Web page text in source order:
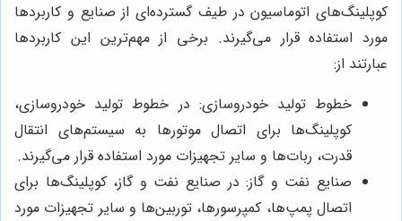
کوپلینگ‌های اتوماسیون در طیف گسترده‌ای از صنایع و کاربردها
مورد استفاده قرار می‌گیرند. برخی از مهم‌ترین این کاربردها
عبارتند از:
خطوط تولید خودروسازی: در خطوط تولید خودروسازی،
کوپلینگ‌ها برای اتصال موتورها به سیستم‌های انتقال
قدرت، ربات‌ها و سایر تجهیزات مورد استفاده قرار می‌گیرند.
صنایع نفت و گاز: در صنایع نفت و گاز، کوپلینگ‌ها برای
اتصال پمپ‌ها، کمپرسورها، توربین‌ها و سایر تجهیزات مورد